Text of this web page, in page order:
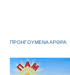
ΠΡΟΗΓΟΥΜΕΝΑ ΑΡΘΡΑ